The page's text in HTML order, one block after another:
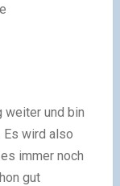
weiter und bin
wird also
immer noch
gut